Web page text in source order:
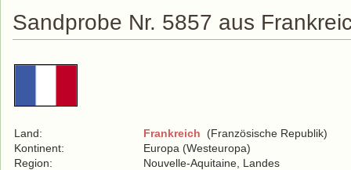
Sandprobe Nr. 5857 aus
Land: Frankreich (Französische Republik)
Kontinent:
Europa (Westeuropa)
Region:
Nouvelle-Aquitaine, Landes